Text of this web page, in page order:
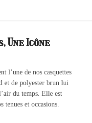
Une Icône
l’une de nos casquettes
et de polyester brun lui
du temps. Elle est
tenues et occasions.